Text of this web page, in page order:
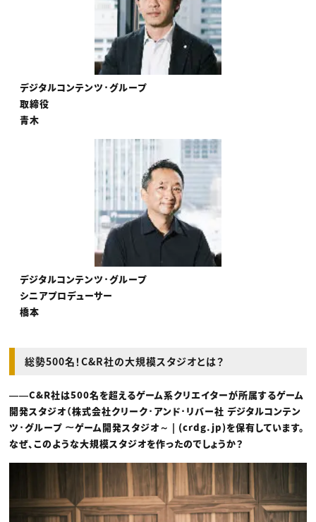
デジタルコンテンツ･グループ
取締役
青木
デジタルコンテンツ･グループ
シニアプロデューサー
橋本
総勢500名！C&R社の大規模スタジオとは？
――C&R社は500名を超えるゲーム系クリエイターが所属するゲーム
開発スタジオ（株式会社クリーク･アンド･リバー社 デジタルコンテン
ツ･グループ ～ゲーム開発スタジオ～ | (crdg.jp)を保有しています。
なぜ、このような大規模スタジオを作ったのでしょうか？